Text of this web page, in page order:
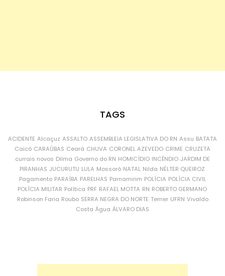
TAGS
ACIDENTE Alcaçuz ASSALTO ASSEMBLEIA LEGISLATIVA DO RN Assu BATATA
Caicó CARAÚBAS Ceará CHUVA CORONEL AZEVEDO CRIME CRUZETA
currais novos Dilma Governo do RN HOMICÍDIO INCÊNDIO JARDIM DE
PIRANHAS JUCURUTU LULA Mossoró NATAL Nilda NÉLTER QUEIROZ
Pagamento PARAÍBA PARELHAS Parnamirim POLÍCIA POLÍCIA CIVIL
POLÍCIA MILITAR Política PRF RAFAEL MOTTA RN ROBERTO GERMANO
Robinson Faria Roubo SERRA NEGRA DO NORTE Temer UFRN Vivaldo
Costa Água ÁLVARO DIAS